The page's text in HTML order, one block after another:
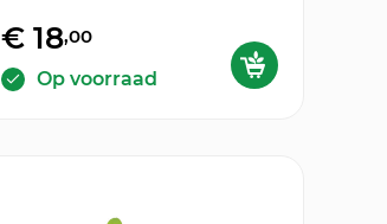
€ 18,00
Op voorraad